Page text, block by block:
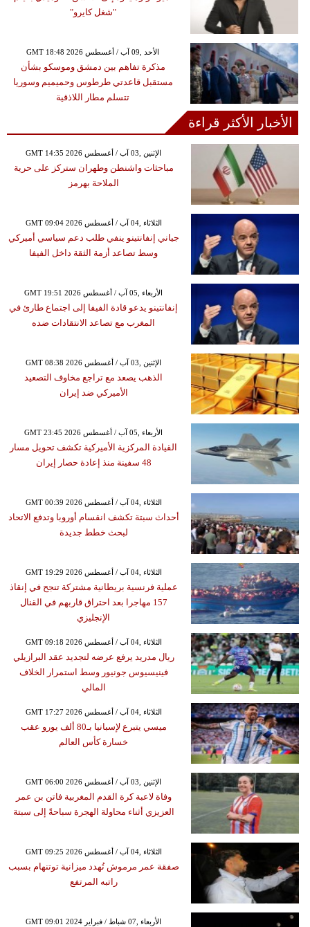
"شغل كايرو"
GMT 18:48 2026 الأحد ,09 آب / أغسطس
مذكرة تفاهم بين دمشق وموسكو بشأن
مستقبل قاعدتي طرطوس وحميميم وسوريا
تتسلم مطار اللاذقية
الأخبار الأكثر قراءة
GMT 14:35 2026 الإثنين ,03 آب / أغسطس
مباحثات واشنطن وطهران ستركز على حرية
الملاحة بهرمز
GMT 09:04 2026 الثلاثاء ,04 آب / أغسطس
جياني إنفانتينو ينفي طلب دعم سياسي أميركي
وسط تصاعد أزمة الثقة داخل الفيفا
GMT 19:51 2026 الأربعاء ,05 آب / أغسطس
إنفانتينو يدعو قادة الفيفا إلى اجتماع طارئ في
المغرب مع تصاعد الانتقادات ضده
GMT 08:38 2026 الإثنين ,03 آب / أغسطس
الذهب يصعد مع تراجع مخاوف التصعيد
الأميركي ضد إيران
GMT 23:45 2026 الأربعاء ,05 آب / أغسطس
القيادة المركزية الأميركية تكشف تحويل مسار
48 سفينة منذ إعادة حصار إيران
GMT 00:39 2026 الثلاثاء ,04 آب / أغسطس
أحداث سبتة تكشف انقسام أوروبا وتدفع الاتحاد
لبحث خطط جديدة
GMT 19:29 2026 الثلاثاء ,04 آب / أغسطس
عملية فرنسية بريطانية مشتركة تنجح في إنقاذ
157 مهاجرا بعد احتراق قاربهم في القنال
الإنجليزي
GMT 09:18 2026 الثلاثاء ,04 آب / أغسطس
ريال مدريد يرفع عرضه لتجديد عقد البرازيلي
فينيسيوس جونيور وسط استمرار الخلاف
المالي
GMT 17:27 2026 الثلاثاء ,04 آب / أغسطس
ميسي يتبرع لإسبانيا بـ80 ألف يورو عقب
خسارة كأس العالم
GMT 06:00 2026 الإثنين ,03 آب / أغسطس
وفاة لاعبة كرة القدم المغربية فاتن بن عمر
العزيزي أثناء محاولة الهجرة سباحةً إلى سبتة
GMT 09:25 2026 الثلاثاء ,04 آب / أغسطس
صفقة عمر مرموش تُهدد ميزانية توتنهام بسبب
راتبه المرتفع
GMT 09:01 2024 الأربعاء ,07 شباط / فبراير